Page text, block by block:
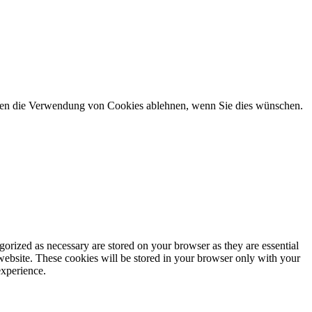
die Verwendung von Cookies ablehnen, wenn Sie dies wünschen.
as necessary are stored on your browser as they are essential
These cookies will be stored in your browser only with your